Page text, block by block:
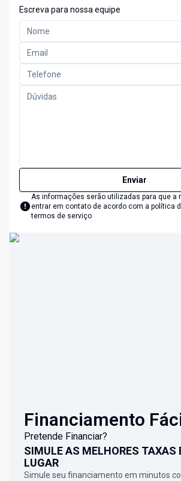
Escreva para nossa equipe
Enviar
As informações serão utilizadas para que a
entrar em contato de acordo com a política
termos de serviço
Financiamento
Pretende Financiar?
SIMULE AS MELHORES TAXAS
LUGAR
Simule seu financiamento em minutos